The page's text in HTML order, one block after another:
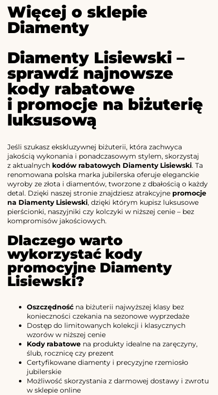
Więcej o sklepie
Diamenty
Diamenty Lisiewski –
sprawdź najnowsze
kody rabatowe
i promocje na biżuterię
luksusową
Jeśli szukasz ekskluzywnej biżuterii, która zachwyca
jakością wykonania i ponadczasowym stylem, skorzystaj
z aktualnych kodów rabatowych Diamenty Lisiewski. Ta
renomowana polska marka jubilerska oferuje eleganckie
wyroby ze złota i diamentów, tworzone z dbałością o każdy
detal. Dzięki naszej stronie znajdziesz atrakcyjne promocje
na Diamenty Lisiewski, dzięki którym kupisz luksusowe
pierścionki, naszyjniki czy kolczyki w niższej cenie – bez
kompromisów jakościowych.
Dlaczego warto
wykorzystać kody
promocyjne Diamenty
Lisiewski?
Oszczędność na biżuterii najwyższej klasy bez
konieczności czekania na sezonowe wyprzedaże
Dostęp do limitowanych kolekcji i klasycznych
wzorów w niższej cenie
Kody rabatowe na produkty idealne na zaręczyny,
ślub, rocznicę czy prezent
Certyfikowane diamenty i precyzyjne rzemiosło
jubilerskie
Możliwość skorzystania z darmowej dostawy i zwrotu
w sklepie online